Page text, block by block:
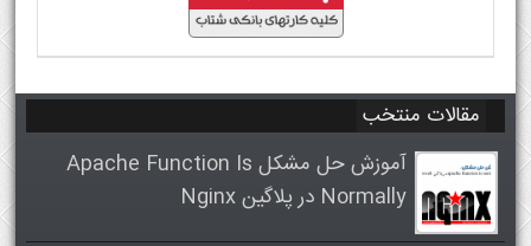
مقالات منتخب
آموزش حل مشکل Apache Function Is
Normally در پلاگین Nginx